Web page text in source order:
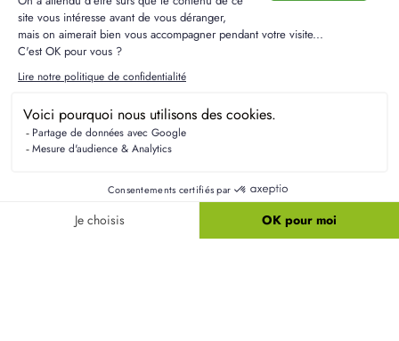
Alertes terrain
Newsletter
Vie privée
Plan du site
Nos agences